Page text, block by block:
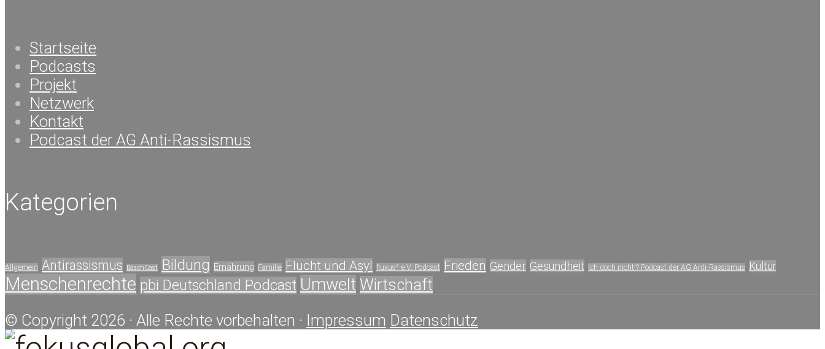
Startseite
Podcasts
Projekt
Netzwerk
Kontakt
Podcast der AG Anti-Rassismus
Kategorien
Allgemein Antirassismus BaschCast Bildung Ernährung Familie Flucht und Asyl fluxus² e.V. Podcast Frieden Gender Gesundheit Ich doch nicht!? Podcast der AG Anti-Rassismus Kultur
Menschenrechte pbi Deutschland Podcast Umwelt Wirtschaft
© Copyright 2026 · Alle Rechte vorbehalten · Impressum Datenschutz